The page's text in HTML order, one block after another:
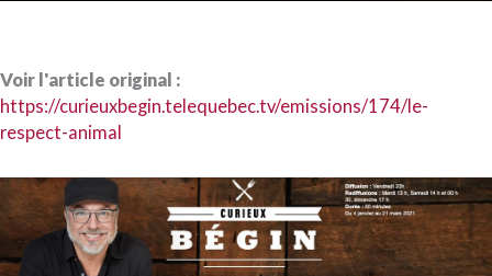
Voir l'article original :
https://curieuxbegin.telequebec.tv/emissions/174/le-
respect-animal